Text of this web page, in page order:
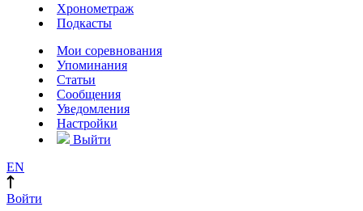
Хронометраж
Подкасты
Мои соревнования
Упоминания
Статьи
Сообщения
Уведомления
Настройки
Выйти
EN
Войти